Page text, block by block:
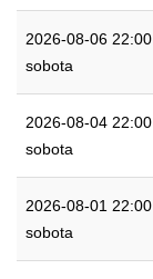
2026-08-06 22:00
sobota
2026-08-04 22:00
sobota
2026-08-01 22:00
sobota